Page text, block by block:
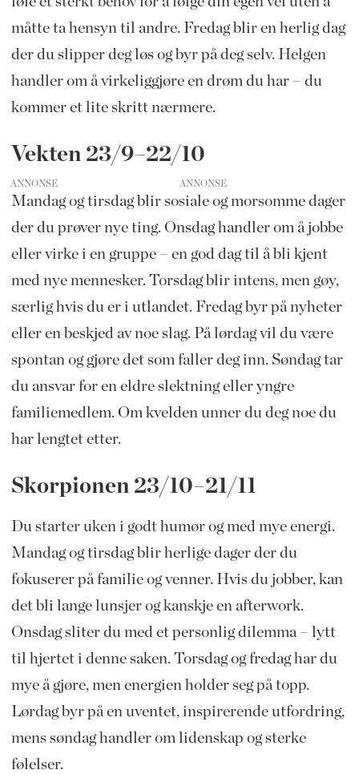
måtte ta hensyn til andre. Fredag blir en herlig dag
der du slipper deg løs og byr på deg selv. Helgen
handler om å virkeliggjøre en drøm du har – du
kommer et lite skritt nærmere.
Vekten 23/9–22/10
ANNONSE
Mandag og tirsdag blir sosiale og morsomme dager
der du prøver nye ting. Onsdag handler om å jobbe
eller virke i en gruppe – en god dag til å bli kjent
med nye mennesker. Torsdag blir intens, men gøy,
særlig hvis du er i utlandet. Fredag byr på nyheter
eller en beskjed av noe slag. På lørdag vil du være
spontan og gjøre det som faller deg inn. Søndag tar
du ansvar for en eldre slektning eller yngre
familiemedlem. Om kvelden unner du deg noe du
har lengtet etter.
Skorpionen 23/10–21/11
Du starter uken i godt humør og med mye energi.
Mandag og tirsdag blir herlige dager der du
fokuserer på familie og venner. Hvis du jobber, kan
det bli lange lunsjer og kanskje en afterwork.
Onsdag sliter du med et personlig dilemma – lytt
til hjertet i denne saken. Torsdag og fredag har du
mye å gjøre, men energien holder seg på topp.
Lørdag byr på en uventet, inspirerende utfordring,
mens søndag handler om lidenskap og sterke
følelser.